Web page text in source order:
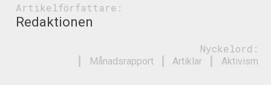
Artikelförfattare:
Redaktionen
Nyckelord:
Aktivism
Artiklar
Månadsrapport